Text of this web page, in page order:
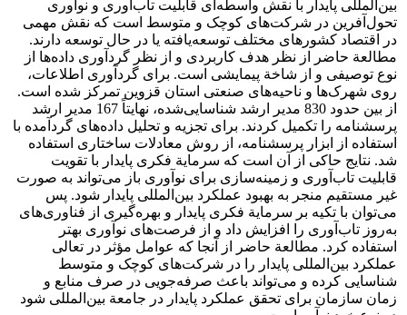
بین‌المللی پایدار با نقش واسطه‌ای قابلیت تاب‌آوری و نوآوری
تحول‌آفرین در شرکت‌های کوچک و متوسط است که نقش مهمی
در اقتصاد کشورهای مختلف توسعه‌یافته یا در حال توسعه دارند.
مطالعة حاضر از نظر هدف کاربردی و از نظر گردآوری داده‌ها از
نوع توصیفی و از شاخة پیمایشی است. برای گردآوری اطلاعات،
روی شهرک‌ها و ناحیه‌های صنعتی استان قزوین تمرکز شده است.
از بین حدود 830 مدیر ارشد شناسایی‌شده، نهایتاً 167 مدیر ارشد
پرسشنامه را تکمیل کردند. برای تجزیه ‌و تحلیل داده‌های گردآمده با
استفاده از ابزار پرسشنامه، از روش معادلات ساختاری استفاده
شد. نتایج حاکی از آن است که سرمایة فکری پایدار با تقویت
قابلیت تاب‌آوری و زمینه‌سازی برای نوآوری باز می‌تواند به صورت
غیر مستقیم منجر به بهبود عملکرد بین‌المللی پایدار شود. پس
می‌توان با تکیه بر سرمایة فکری پایدار و بهره‌گیری از فناوری‌های
به‌روز تاب‌آوری را افزایش داد و از فرصت‌های نوآوری بهتر
استفاده کرد. مطالعة حاضر از آنجا که عوامل مؤثر در تعالی
عملکرد بین‌المللی پایدار را در شرکت‌های کوچک و متوسط
شناسایی کرده و می‌تواند باعث صرفه‌جویی در صرف منابع و
زمان سازمان برای تحقق عملکرد پایدار در جامعة بین‌المللی شود